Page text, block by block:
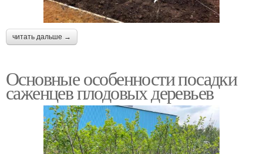
читать дальше →
Основные особенности посадки
саженцев плодовых деревьев